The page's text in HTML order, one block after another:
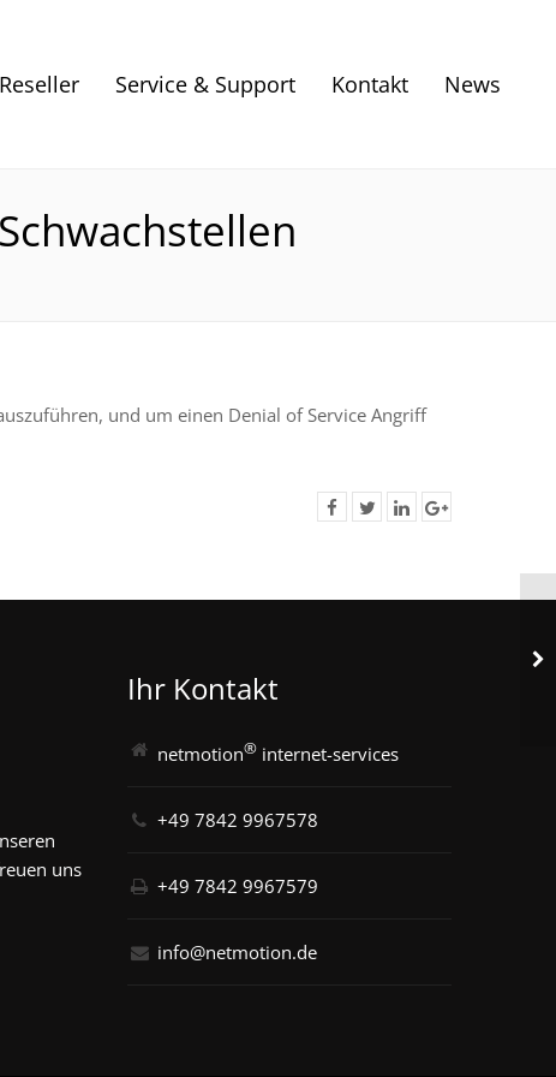
Reseller Service & Support Kontakt News
und um einen Denial of Service Angriff
uns
Ihr Kontakt
netmotion® internet-services
+49 7842 9967578
+49 7842 9967579
info@netmotion.de